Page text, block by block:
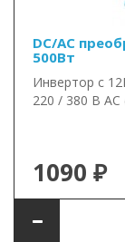
DC/AC
500Вт
Инвертор с
220 / 380 В AC
1090 ₽